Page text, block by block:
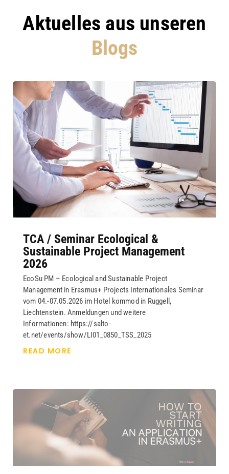
Aktuelles aus unseren
Blogs
TCA / Seminar Ecological &
Sustainable Project Management
2026
EcoSu PM – Ecological and Sustainable Project
Management in Erasmus+ Projects Internationales Seminar
vom 04.-07.05.2026 im Hotel kommod in Ruggell,
Liechtenstein. Anmeldungen und weitere
Informationen: https://salto-
et.net/events/show/LI01_0850_TSS_2025
READ MORE